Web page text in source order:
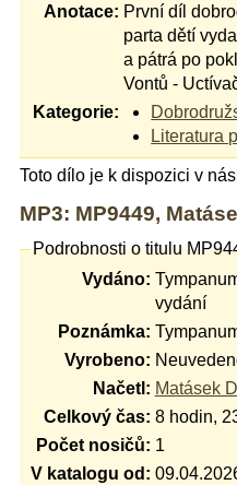
Anotace: První díl
parta dětí
a pátrá po
Vontů -
Kategorie:
Literatura
Toto dílo je k dispozici v
MP3: MP9449,
Podrobnosti o titulu
Vydáno:
vydání
Poznámka:
Vyrobeno:
Načetl: Matásek
Celkový čas: 8 hodin,
Počet nosičů: 1
V katalogu od: